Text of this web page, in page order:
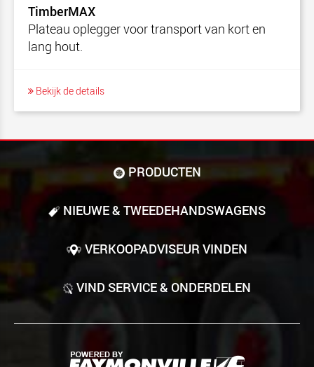
TimberMAX
Plateau oplegger voor transport van kort en
lang hout.
Bekijk de details
PRODUCTEN
NIEUWE & TWEEDE­HANDS­WAGENS
VERKOOPADVISEUR VINDEN
VIND SERVICE & ONDERDELEN